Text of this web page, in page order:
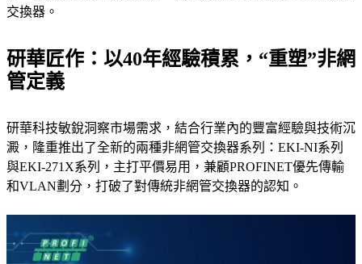
交換器。
研華匠作：以40年經驗積累，“重塑”非網
管定義
研華科技敏銳洞察市場需求，結合行業內的豐富經驗與技術沉
澱，隆重推出了全新的兩種非網管交換器系列：EKI-NI系列
與EKI-271X系列，主打平價易用，兼顧PROFINET優先傳輸
和VLAN劃分，打破了對傳統非網管交換器的認知。